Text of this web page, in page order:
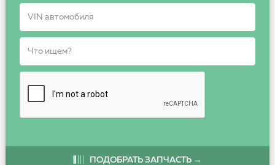
ПОДОБРАТЬ ЗАПЧАСТЬ →